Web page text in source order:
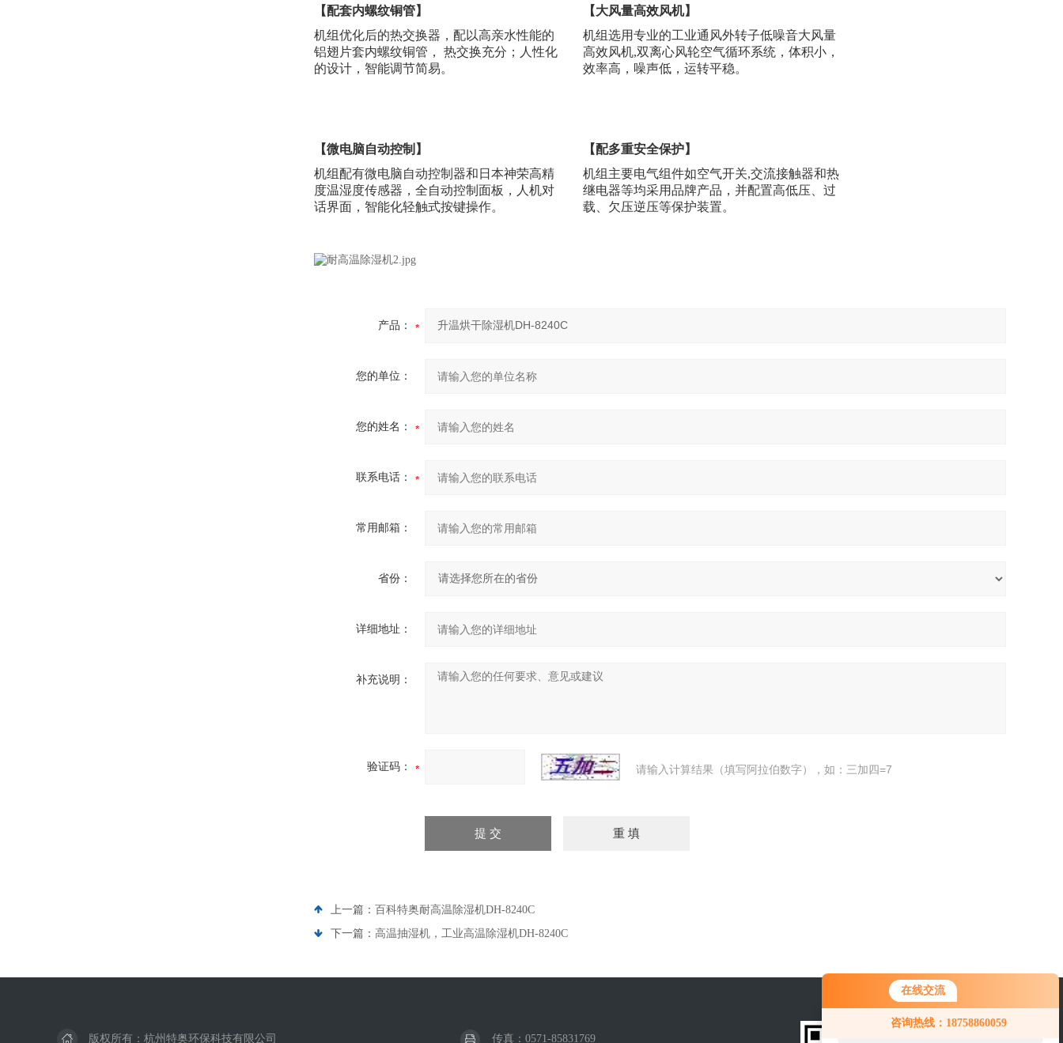
在线交流
咨询热线：18758860059
您好！欢迎前来咨询，很高兴为您
服务，请问您要咨询什么问题呢？
【配套内螺纹铜管】
机组优化后的热交换器，配以高亲水性能的
铝翅片套内螺纹铜管，
热交换充分；人性化
的设计，智能调节简易。
【大风量高效风机】
机组选用专业的工业通风外转子低噪音大风量
高效风机,双离心风轮空气循环系统，体积小，
效率高，噪声低，运转平稳。
【微电脑自动控制】
机组配有微电脑自动控制器和日本神荣高精
度温湿度传感器，全自动控制面板，人机对
话界面，智能化轻触式按键操作。
【配多重安全保护】
机组主要电气组件如空气开关,交流接触器和热
继电器等均采用品牌产品，并配置高低压、过
载、欠压逆压等保护装置。
产品：
您的单位：
您的姓名：
联系电话：
常用邮箱：
省份：
详细地址：
补充说明：
验证码： 请输入计算结果（填写阿拉伯数字），如：三加四=7
上一篇： 百科特奥耐高温除湿机DH-8240C
下一篇： 高温抽湿机，工业高温除湿机DH-8240C
版权所有：杭州特奥环保科技有限公司 传真：0571-85831769